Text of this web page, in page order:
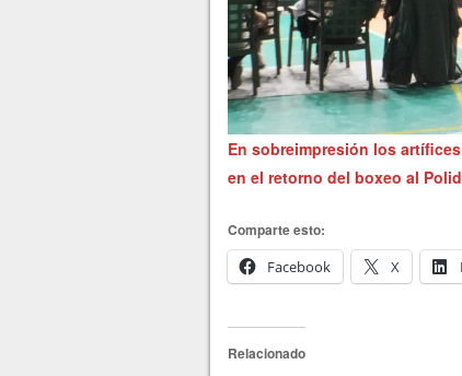
En sobreimpresión los
en el retorno del boxeo al
Comparte esto:
Facebook
X
Relacionado